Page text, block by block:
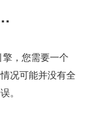
，您需要一个
况可能并没有全
。